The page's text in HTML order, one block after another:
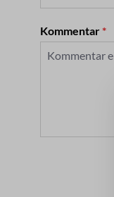
Kommentar*